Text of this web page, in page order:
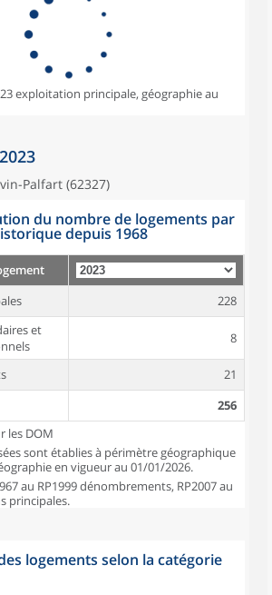
exploitation principale, géographie au
Palfart (62327)
du nombre de logements par
depuis 1968
228
et
8
21
256
les DOM
sont établies à périmètre géographique
en vigueur au 01/01/2026.
au RP1999 dénombrements, RP2007 au
principales.
logements selon la catégorie